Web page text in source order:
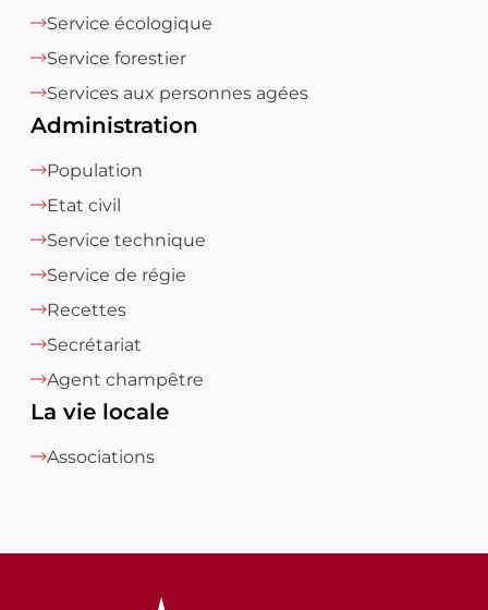
Service écologique
Service forestier
Services aux personnes agées
Administration
Population
Etat civil
Service technique
Service de régie
Recettes
Secrétariat
Agent champêtre
La vie locale
Associations